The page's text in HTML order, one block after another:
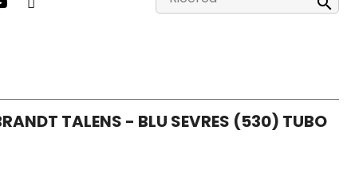
TALENS - BLU SEVRES (530) TUBO